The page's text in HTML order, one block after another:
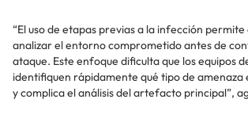
“El uso de etapas previas a la infección
analizar el entorno comprometido antes de
ataque. Este enfoque dificulta que los equipos
identifiquen rápidamente qué tipo de
y complica el análisis del artefacto principal”,